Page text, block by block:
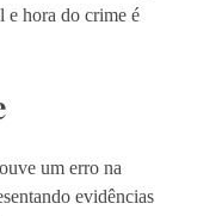
e hora do crime é
um erro na
evidências